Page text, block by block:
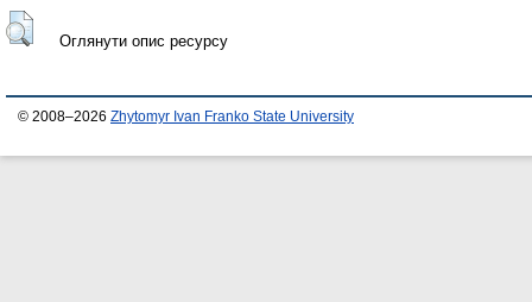
Оглянути опис ресурсу
© 2008–2026 Zhytomyr Ivan Franko State University